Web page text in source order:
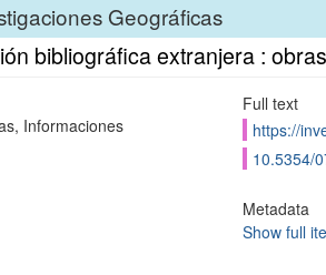
Geográficas
bibliográfica extranjera :
Informaciones
Full text
https://
10.5354/
Metadata
Show full